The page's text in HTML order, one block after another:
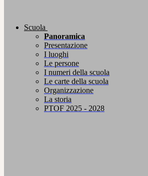
Scuola
Panoramica
Presentazione
I luoghi
Le persone
I numeri della scuola
Le carte della scuola
Organizzazione
La storia
PTOF 2025 - 2028